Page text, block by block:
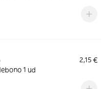
2,15 €
1 ud